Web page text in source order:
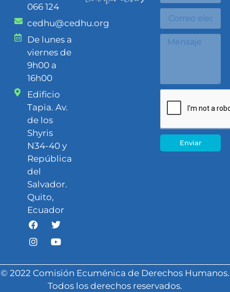
066 124
cedhu@cedhu.org
De lunes a
viernes de
9h00 a
16h00
Edificio
Tapia. Av.
de los
Shyris
N34-40 y
República
del
Salvador.
Quito,
Ecuador
Enviar
© 2022 Comisión Ecuménica de Derechos Humanos.
Todos los derechos reservados.